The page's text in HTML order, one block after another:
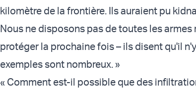
kilomètre de la frontière. Ils auraient pu
Nous ne disposons pas de toutes les
protéger la prochaine fois – ils disent qu'il
exemples sont nombreux. »
« Comment est-il possible que des